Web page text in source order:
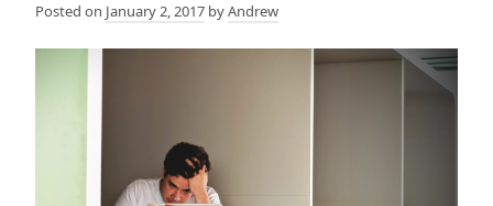
Posted on January 2, 2017 byAndrew